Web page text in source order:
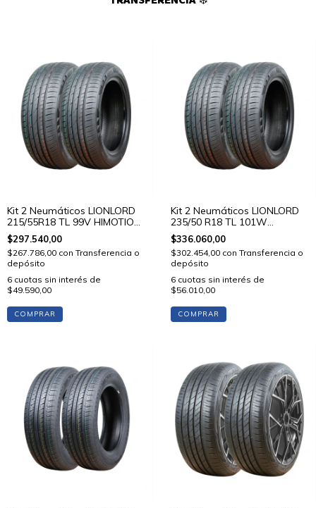
Kit 2 Neumáticos LIONLORD
215/55R18 TL 99V HIMOTION
U01
$297.540,00
$267.786,00 con Transferencia o
depósito
6 cuotas sin interés de
$49.590,00
COMPRAR
Kit 2 Neumáticos LIONLORD
235/50 R18 TL 101W
HIMOTION U01
$336.060,00
$302.454,00 con Transferencia o
depósito
6 cuotas sin interés de
$56.010,00
COMPRAR